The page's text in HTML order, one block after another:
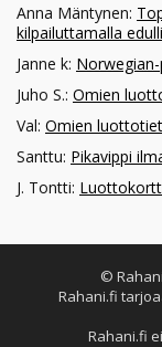
Anna Mäntynen:
kilpailuttamalla
Janne k:
Juho S.: Omien
Val: Omien
Santtu: Pikavippi
J. Tontti:
©
Rahani.fi
Rahani.fi